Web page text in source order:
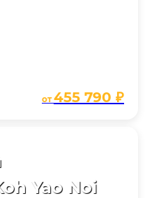
от455 790 ₽
Yao Noi